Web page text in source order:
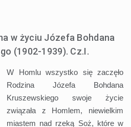
w życiu Józefa Bohdana
(1902-1939). Cz.I.
W Homlu wszystko się zaczęło
Rodzina Józefa Bohdana
Kruszewskiego swoje życie
związała z Homlem, niewielkim
miastem nad rzeką Soż, które w